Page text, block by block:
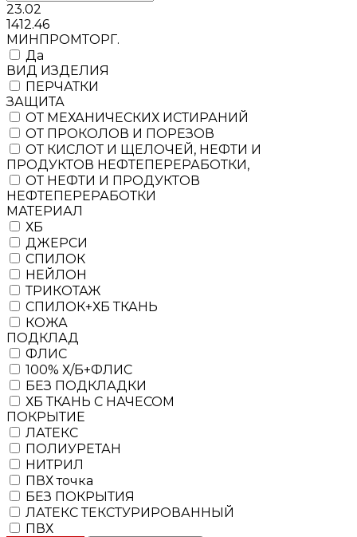
23.02
1412.46
МИНПРОМТОРГ.
Да
ВИД ИЗДЕЛИЯ
ПЕРЧАТКИ
ЗАЩИТА
ОТ МЕХАНИЧЕСКИХ ИСТИРАНИЙ
ОТ ПРОКОЛОВ И ПОРЕЗОВ
ОТ КИСЛОТ И ЩЕЛОЧЕЙ, НЕФТИ И
ПРОДУКТОВ НЕФТЕПЕРЕРАБОТКИ,
ОТ НЕФТИ И ПРОДУКТОВ
НЕФТЕПЕРЕРАБОТКИ
МАТЕРИАЛ
ХБ
ДЖЕРСИ
СПИЛОК
НЕЙЛОН
ТРИКОТАЖ
СПИЛОК+ХБ ТКАНЬ
КОЖА
ПОДКЛАД
ФЛИС
100% Х/Б+ФЛИС
БЕЗ ПОДКЛАДКИ
ХБ ТКАНЬ С НАЧЕСОМ
ПОКРЫТИЕ
ЛАТЕКС
ПОЛИУРЕТАН
НИТРИЛ
ПВХ точка
БЕЗ ПОКРЫТИЯ
ЛАТЕКС ТЕКСТУРИРОВАННЫЙ
ПВХ